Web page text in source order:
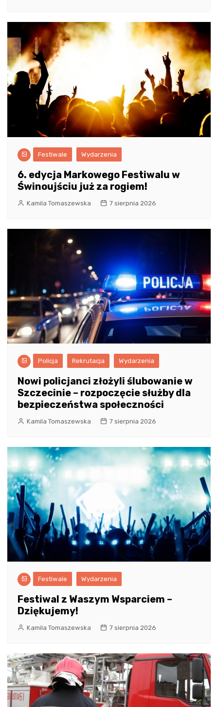
Festiwale Wydarzenia
6. edycja Markowego Festiwalu w
Świnoujściu już za rogiem!
Kamila Tomaszewska 7 sierpnia 2026
Policja Rekrutacja Wydarzenia
Nowi policjanci złożyli ślubowanie w
Szczecinie – rozpoczęcie służby dla
bezpieczeństwa społeczności
Kamila Tomaszewska 7 sierpnia 2026
Festiwale Wydarzenia
Festiwal z Waszym Wsparciem –
Dziękujemy!
Kamila Tomaszewska 7 sierpnia 2026